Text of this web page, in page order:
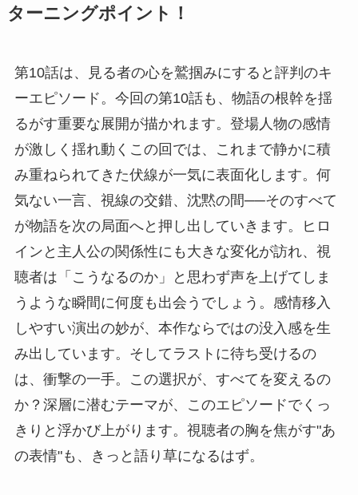
ターニングポイント！
第10話は、見る者の心を鷲掴みにすると評判のキ
ーエピソード。今回の第10話も、物語の根幹を揺
るがす重要な展開が描かれます。登場人物の感情
が激しく揺れ動くこの回では、これまで静かに積
み重ねられてきた伏線が一気に表面化します。何
気ない一言、視線の交錯、沈黙の間──そのすべて
が物語を次の局面へと押し出していきます。ヒロ
インと主人公の関係性にも大きな変化が訪れ、視
聴者は「こうなるのか」と思わず声を上げてしま
うような瞬間に何度も出会うでしょう。感情移入
しやすい演出の妙が、本作ならではの没入感を生
み出しています。そしてラストに待ち受けるの
は、衝撃の一手。この選択が、すべてを変えるの
か？深層に潜むテーマが、このエピソードでくっ
きりと浮かび上がります。視聴者の胸を焦がす"あ
の表情"も、きっと語り草になるはず。